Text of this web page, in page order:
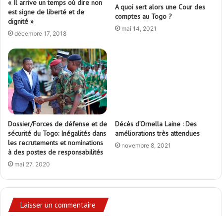
« Il arrive un temps où dire non
est signe de liberté et de
dignité »
décembre 17, 2018
A quoi sert alors une Cour des
comptes au Togo ?
mai 14, 2021
Dossier/Forces de défense et de
sécurité du Togo: Inégalités dans
les recrutements et nominations
à des postes de responsabilités
mai 27, 2020
Décès d’Ornella Laine : Des
améliorations très attendues
novembre 8, 2021
Laisser un commentaire